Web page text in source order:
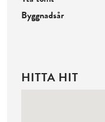
Byggnadsår
HITTA HIT